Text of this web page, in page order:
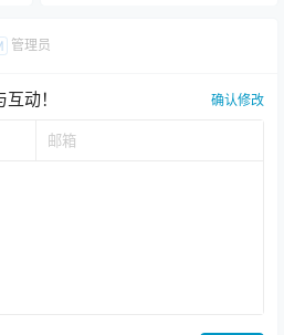
管理员
动！ 确认修改